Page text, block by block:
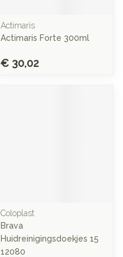
Actimaris
Actimaris Forte 300ml
€ 30,02
Coloplast
Brava
Huidreinigingsdoekjes 15
12080